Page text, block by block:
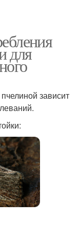
для
зависит